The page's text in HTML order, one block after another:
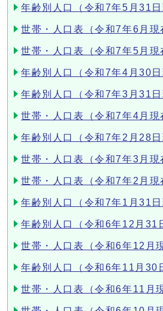
年齢別人口（令和7年5月31日
世帯・人口表（令和7年6月現
世帯・人口表（令和7年5月現
年齢別人口（令和7年4月30日
年齢別人口（令和7年3月31日
世帯・人口表（令和7年4月現
年齢別人口（令和7年2月28日
世帯・人口表（令和7年3月現
世帯・人口表（令和7年2月現
年齢別人口（令和7年1月31日
年齢別人口（令和6年12月31
世帯・人口表（令和6年12月
年齢別人口（令和6年11月30
世帯・人口表（令和6年11月